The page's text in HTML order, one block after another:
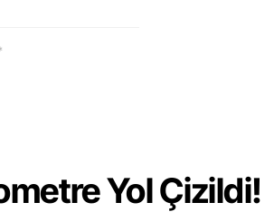
Yol Çizildi!